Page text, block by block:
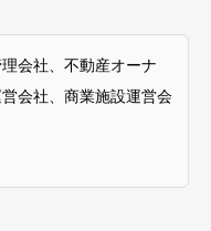
会社、不動産オーナ
会社、商業施設運営会